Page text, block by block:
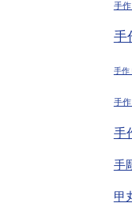
手
手
手作
手
手
手
甲